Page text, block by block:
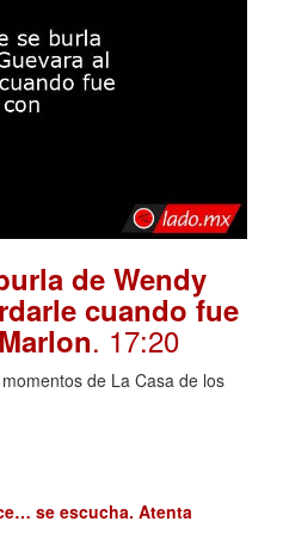
de Wendy
cuando fue
. 17:20
de La Casa de los
se escucha. Atenta